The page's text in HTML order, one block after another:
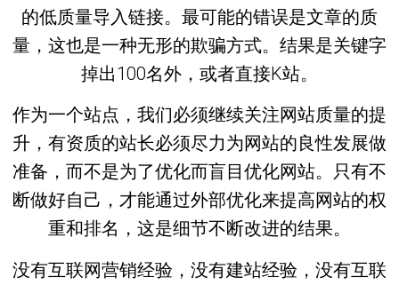
的低质量导入链接。最可能的错误是文章的质
量，这也是一种无形的欺骗方式。结果是关键字
掉出100名外，或者直接K站。
作为一个站点，我们必须继续关注网站质量的提
升，有资质的站长必须尽力为网站的良性发展做
准备，而不是为了优化而盲目优化网站。只有不
断做好自己，才能通过外部优化来提高网站的权
重和排名，这是细节不断改进的结果。
没有互联网营销经验，没有建站经验，没有互联